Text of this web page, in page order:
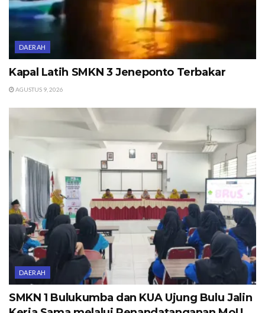
DAERAH
Kapal Latih SMKN 3 Jeneponto Terbakar
AGUSTUS 9, 2026
DAERAH
SMKN 1 Bulukumba dan KUA Ujung Bulu Jalin